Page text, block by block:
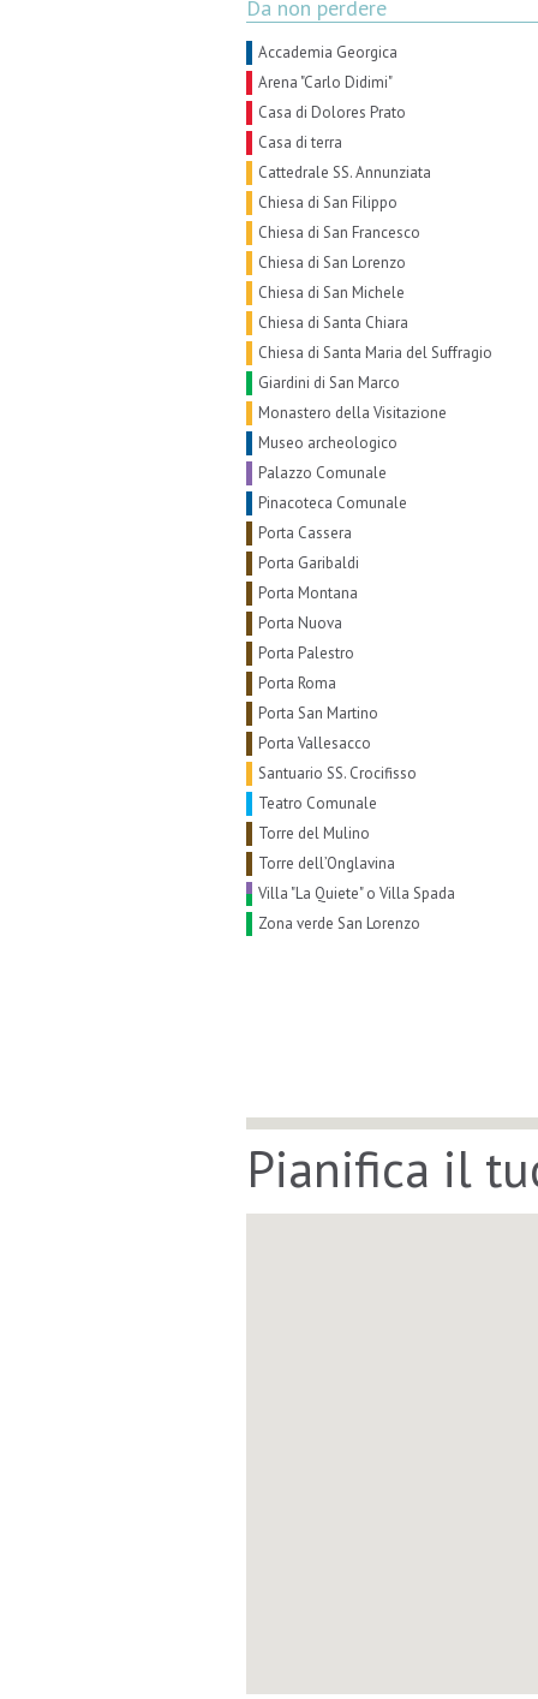
Da non perdere
Accademia Georgica
Arena "Carlo Didimi"
Casa di Dolores Prato
Casa di terra
Cattedrale SS. Annunziata
Chiesa di San Filippo
Chiesa di San Francesco
Chiesa di San Lorenzo
Chiesa di San Michele
Chiesa di Santa Chiara
Chiesa di Santa Maria del Suffragio
Giardini di San Marco
Monastero della Visitazione
Museo archeologico
Palazzo Comunale
Pinacoteca Comunale
Porta Cassera
Porta Garibaldi
Porta Montana
Porta Nuova
Porta Palestro
Porta Roma
Porta San Martino
Porta Vallesacco
Santuario SS. Crocifisso
Teatro Comunale
Torre del Mulino
Torre dell’Onglavina
Villa "La Quiete" o Villa Spada
Zona verde San Lorenzo
Pianifica il